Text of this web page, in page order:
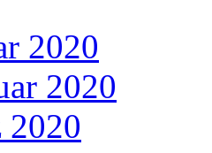
2020
2020
2020